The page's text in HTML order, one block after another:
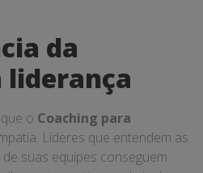
da
liderança
o Coaching para
Líderes que entendem as
suas equipes conseguem